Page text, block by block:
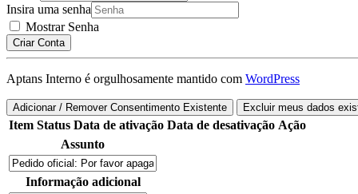
Insira uma senha
Mostrar Senha
Criar Conta
Aptans Interno é orgulhosamente mantido com WordPress
Adicionar / Remover Consentimento Existente Excluir meus dados
Item Status Data de ativação Data de desativação Ação
Assunto
Informação adicional